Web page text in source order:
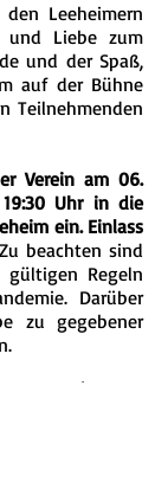
Leeheimern
und Liebe zum
und der Spaß,
auf der Bühne
Teilnehmenden
Verein am 06.
Uhr in die
ein. Einlass
Zu beachten sind
Regeln
Darüber
zu gegebener
im April (23. und